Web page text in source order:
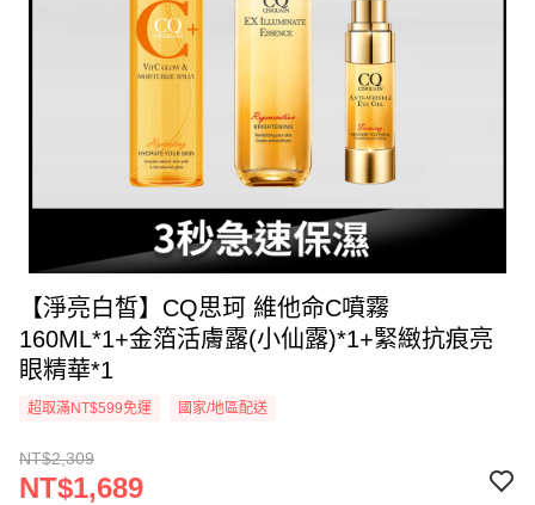
【淨亮白皙】CQ思珂 維他命C噴霧
160ML*1+金箔活膚露(小仙露)*1+緊緻抗痕亮
眼精華*1
超取滿NT$599免運 國家/地區配送
NT$2,309
NT$1,689